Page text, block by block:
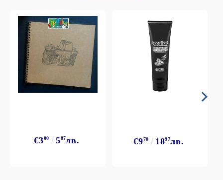
€300 587лв. €970 1897лв.